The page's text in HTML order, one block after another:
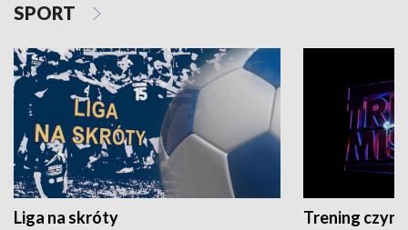
SPORT
Liga na skróty Trening czyni